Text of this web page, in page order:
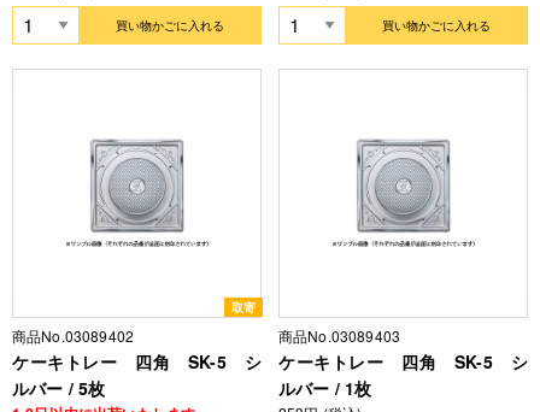
買い物かごに入れる 買い物かごに入れる
取寄
商品No.03089402
ケーキトレー 四角 SK-5 シ
ルバー / 5枚
商品No.03089403
ケーキトレー 四角 SK-5 シ
ルバー / 1枚